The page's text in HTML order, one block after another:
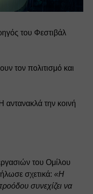
του Φεστιβάλ
τον πολιτισμό και
αντανακλά την κοινή
του Ομίλου
σχετικά: «Η
συνεχίζει να